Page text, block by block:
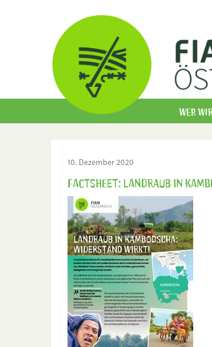
Wer
10. Dezember 2020
Factsheet: Landraub in